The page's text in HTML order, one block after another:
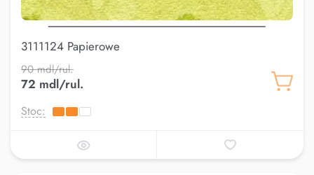
3111124 Papierowe
90 mdl/rul.
72 mdl/rul.
Stoc: